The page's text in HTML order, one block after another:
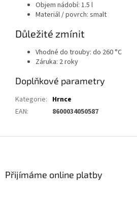
Objem nádobí: 1.5 l
Materiál / povrch: smalt
Důležité zmínit
Vhodné do trouby: do 260 °C
Záruka: 2 roky
Doplňkové parametry
Kategorie: Hrnce
EAN: 8600034050587
Přijímáme online platby